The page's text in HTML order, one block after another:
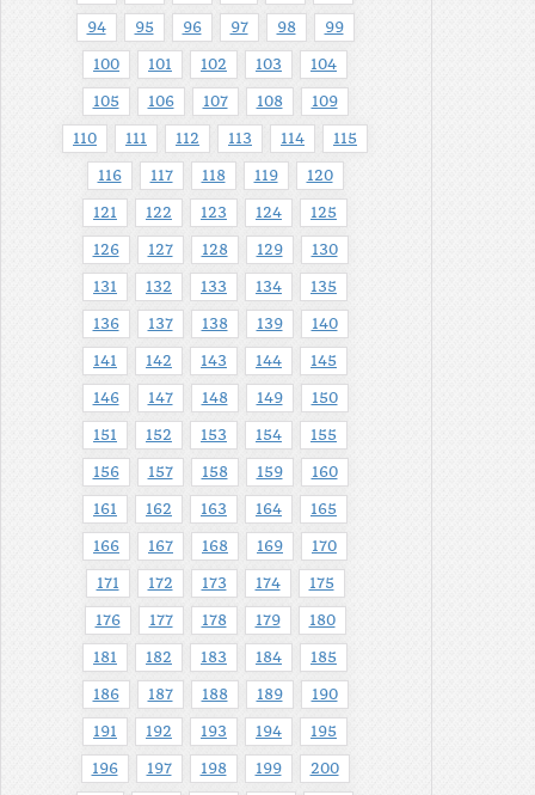
94 95 96 97 98 99
100 101 102 103 104
105 106 107 108 109
110 111 112 113 114 115
116 117 118 119 120
121 122 123 124 125
126 127 128 129 130
131 132 133 134 135
136 137 138 139 140
141 142 143 144 145
146 147 148 149 150
151 152 153 154 155
156 157 158 159 160
161 162 163 164 165
166 167 168 169 170
171 172 173 174 175
176 177 178 179 180
181 182 183 184 185
186 187 188 189 190
191 192 193 194 195
196 197 198 199 200